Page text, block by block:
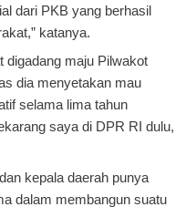
dari PKB yang berhasil
katanya.
digadang maju Pilwakot
dia menyetakan mau
selama lima tahun
saya di DPR RI dulu,
kepala daerah punya
dalam membangun suatu